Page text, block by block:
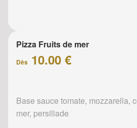
Pizza Fruits de mer
Dès 10.00 €
Base sauce tomate, mozzarella,
mer, persillade